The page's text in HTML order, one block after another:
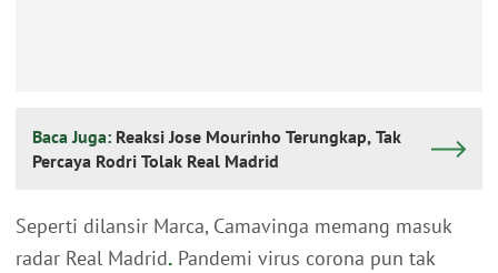
Baca Juga: Reaksi Jose Mourinho Terungkap, Tak
Percaya Rodri Tolak Real Madrid
Seperti dilansir Marca, Camavinga memang masuk
radar Real Madrid. Pandemi virus corona pun tak